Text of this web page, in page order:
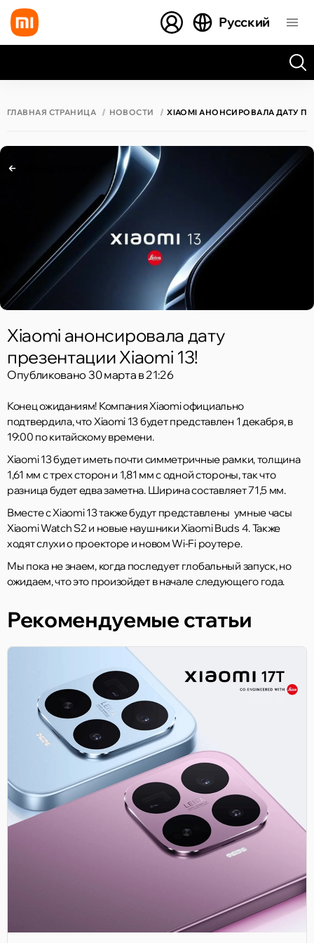
Русский
ГЛАВНАЯ СТРАНИЦА НОВОСТИ XIAOMI АНОНСИРОВАЛА ДАТУ
Xiaomi анонсировала дату
презентации Xiaomi 13!
Опубликовано 30 марта в 21:26
Конец ожиданиям! Компания Xiaomi официально
подтвердила, что Xiaomi 13 будет представлен 1 декабря, в
19:00 по китайскому времени.
Xiaomi 13 будет иметь почти симметричные рамки, толщина
1,61 мм с трех сторон и 1,81 мм с одной стороны, так что
разница будет едва заметна. Ширина составляет 71,5 мм.
Вместе с Xiaomi 13 также будут представлены умные часы
Xiaomi Watch S2 и новые наушники Xiaomi Buds 4. Также
ходят слухи о проекторе и новом Wi-Fi роутере.
Мы пока не знаем, когда последует глобальный запуск, но
ожидаем, что это произойдет в начале следующего года.
Рекомендуемые статьи